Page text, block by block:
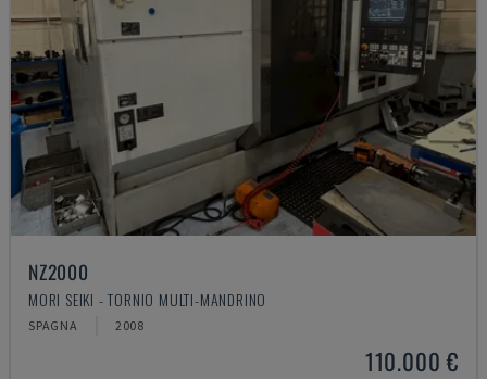
NZ2000
MORI SEIKI - TORNIO MULTI-MANDRINO
SPAGNA 2008
110.000 €